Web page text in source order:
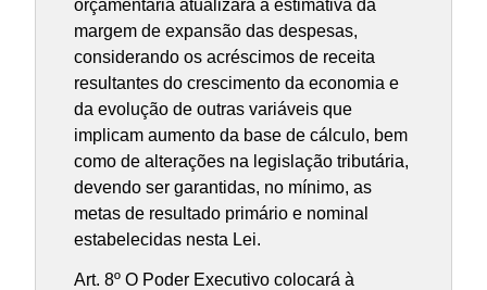
orçamentária atualizará a estimativa da
margem de expansão das despesas,
considerando os acréscimos de receita
resultantes do crescimento da economia e
da evolução de outras variáveis que
implicam aumento da base de cálculo, bem
como de alterações na legislação tributária,
devendo ser garantidas, no mínimo, as
metas de resultado primário e nominal
estabelecidas nesta Lei.
Art. 8º O Poder Executivo colocará à